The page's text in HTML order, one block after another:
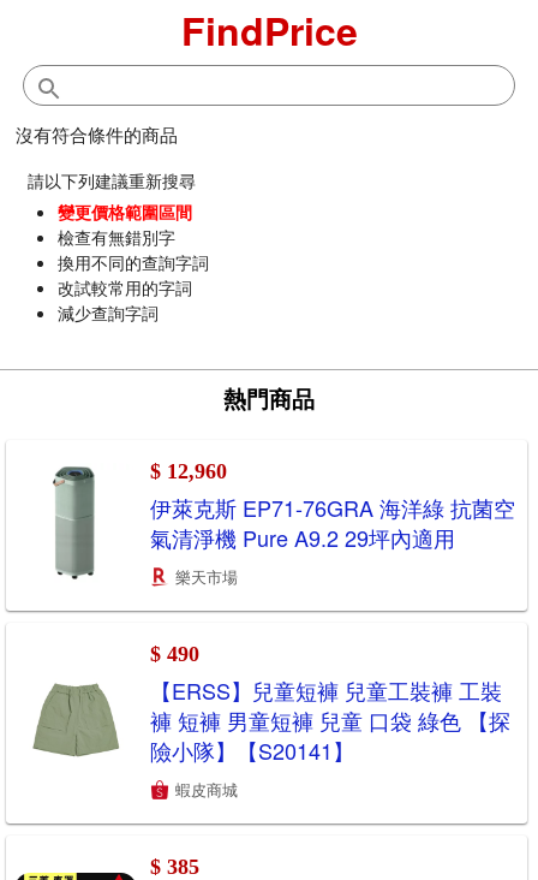
FindPrice
沒有符合條件的商品
請以下列建議重新搜尋
變更價格範圍區間
檢查有無錯別字
換用不同的查詢字詞
改試較常用的字詞
減少查詢字詞
熱門商品
$ 12,960
伊萊克斯 EP71-76GRA 海洋綠 抗菌空
氣清淨機 Pure A9.2 29坪內適用
樂天市場
$ 490
【ERSS】兒童短褲 兒童工裝褲 工裝
褲 短褲 男童短褲 兒童 口袋 綠色 【探
險小隊】【S20141】
蝦皮商城
$ 385